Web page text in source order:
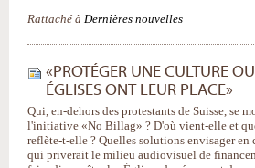
Rattaché à Dernières nouvelles
«PROTÉGER UNE CULTURE
ÉGLISES ONT LEUR PLACE»
Qui, en-dehors des protestants de Suisse, se
l'initiative «No Billag» ? D'où vient-elle et
reflète-t-elle ? Quelles solutions envisager
qui priverait le milieu audiovisuel de